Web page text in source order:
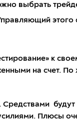
выбрать
этого
к
на счет.
Плюсы